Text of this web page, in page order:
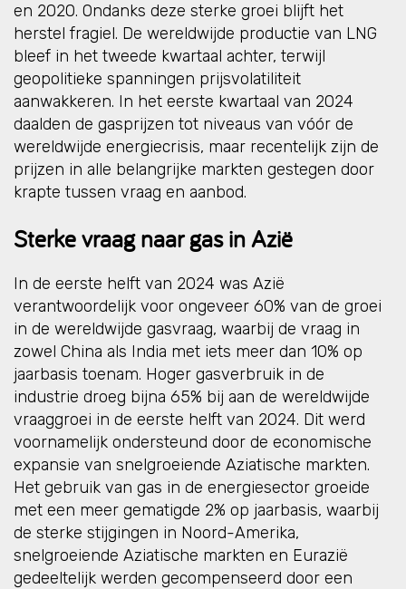
en 2020. Ondanks deze sterke groei blijft het
herstel fragiel. De wereldwijde productie van LNG
bleef in het tweede kwartaal achter, terwijl
geopolitieke spanningen prijsvolatiliteit
aanwakkeren. In het eerste kwartaal van 2024
daalden de gasprijzen tot niveaus van vóór de
wereldwijde energiecrisis, maar recentelijk zijn de
prijzen in alle belangrijke markten gestegen door
krapte tussen vraag en aanbod.
Sterke vraag naar gas in Azië
In de eerste helft van 2024 was Azië
verantwoordelijk voor ongeveer 60% van de groei
in de wereldwijde gasvraag, waarbij de vraag in
zowel China als India met iets meer dan 10% op
jaarbasis toenam. Hoger gasverbruik in de
industrie droeg bijna 65% bij aan de wereldwijde
vraaggroei in de eerste helft van 2024. Dit werd
voornamelijk ondersteund door de economische
expansie van snelgroeiende Aziatische markten.
Het gebruik van gas in de energiesector groeide
met een meer gematigde 2% op jaarbasis, waarbij
de sterke stijgingen in Noord-Amerika,
snelgroeiende Aziatische markten en Eurazië
gedeeltelijk werden gecompenseerd door een